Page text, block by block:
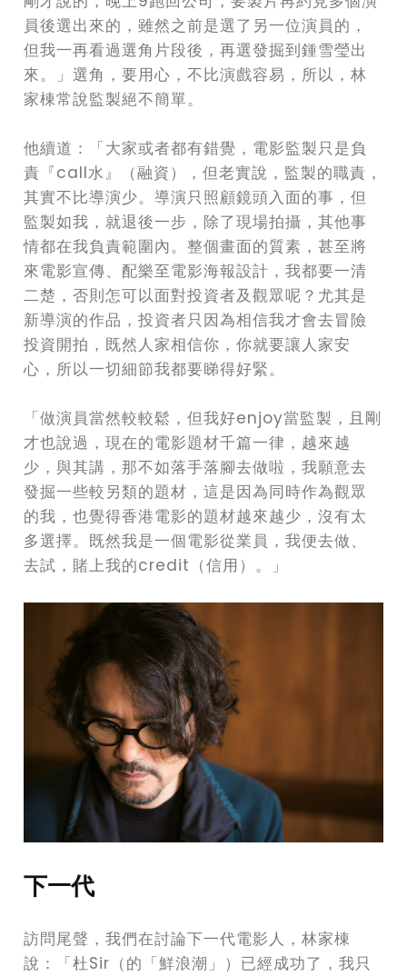
員後選出來的，雖然之前是選了另一位演員的，
但我一再看過選角片段後，再選發掘到鍾雪瑩出
來。」選角，要用心，不比演戲容易，所以，林
家棟常說監製絕不簡單。
他續道：「大家或者都有錯覺，電影監製只是負
責『call水』（融資），但老實說，監製的職責，
其實不比導演少。導演只照顧鏡頭入面的事，但
監製如我，就退後一步，除了現場拍攝，其他事
情都在我負責範圍內。整個畫面的質素，甚至將
來電影宣傳、配樂至電影海報設計，我都要一清
二楚，否則怎可以面對投資者及觀眾呢？尤其是
新導演的作品，投資者只因為相信我才會去冒險
投資開拍，既然人家相信你，你就要讓人家安
心，所以一切細節我都要睇得好緊。
「做演員當然較較鬆，但我好enjoy當監製，且剛
才也說過，現在的電影題材千篇一律，越來越
少，與其講，那不如落手落腳去做啦，我願意去
發掘一些較另類的題材，這是因為同時作為觀眾
的我，也覺得香港電影的題材越來越少，沒有太
多選擇。既然我是一個電影從業員，我便去做、
去試，賭上我的credit（信用）。」
下一代
訪問尾聲，我們在討論下一代電影人，林家棟
說：「杜Sir（的「鮮浪潮」）已經成功了，我只